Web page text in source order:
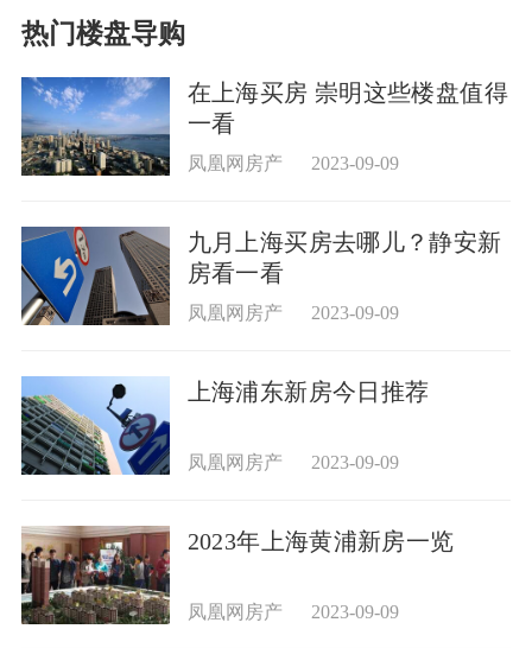
热门楼盘导购
在上海买房 崇明这些楼盘值得
一看
凤凰网房产 2023-09-09
九月上海买房去哪儿？静安新
房看一看
凤凰网房产 2023-09-09
上海浦东新房今日推荐
凤凰网房产 2023-09-09
2023年上海黄浦新房一览
凤凰网房产 2023-09-09